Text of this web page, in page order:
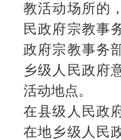
教活动场所的
民政府宗教事
政府宗教事务
乡级人民政府
活动地点。
在县级人民政
在地乡级人民